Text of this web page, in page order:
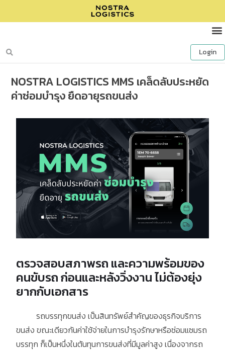
Login
NOSTRA LOGISTICS MMS เคล็ดลับประหยัด
ค่าซ่อมบำรุง ยืดอายุรถขนส่ง
ตรวจสอบสภาพรถ และความพร้อมของ
คนขับรถ ก่อนและหลังวิ่งงาน ไม่ต้องยุ่ง
ยากกับเอกสาร
รถบรรทุกขนส่ง เป็นสินทรัพย์สำคัญของธุรกิจบริการ
ขนส่ง ขณะเดียวกันค่าใช้จ่ายในการบำรุงรักษาหรือซ่อมแซมรถ
บรรทุก ก็เป็นหนึ่งในต้นทุนการขนส่งที่มีมูลค่าสูง เนื่องจากรถ